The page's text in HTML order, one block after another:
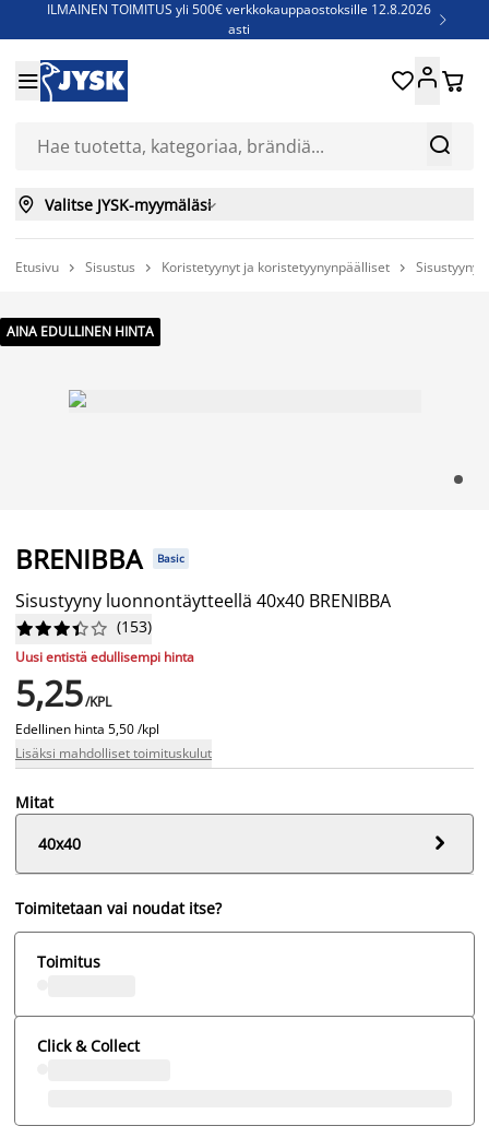
ILMAINEN TOIMITUS yli 500€ verkkokauppaostoksille 12.8.2026
asti

Jenkkisänkyjä - Säästä jopa 60%


 
 Valitse JYSK-myymäläsi
Etusivu  Sisustus  Koristetyynyt ja koristetyynynpäälliset  Sisustyynyt
AINA EDULLINEN HINTA
BRENIBBA Basic
Sisustyyny luonnontäytteellä 40x40 BRENIBBA





 (153)
Uusi entistä edullisempi hinta
5,25/KPL
Edellinen hinta 5,50 /kpl
Lisäksi mahdolliset toimituskulut
Mitat
40x40

Toimitetaan vai noudat itse?
Toimitus
Click & Collect